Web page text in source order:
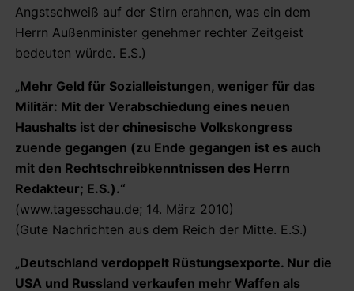
Angstschweiß auf der Stirn erahnen, was ein dem
Herrn Außenminister genehmer rechter Zeitgeist
bedeuten würde. E.S.)
„Mehr Geld für Sozialleistungen, weniger für das
Militär: Mit der Verabschiedung eines neuen
Haushalts ist der chinesische Volkskongress
zuende gegangen (zu Ende gegangen ist es auch
mit den Rechtschreibkenntnissen des Herrn
Redakteur; E.S.).“
(www.tagesschau.de; 14. März 2010)
(Gute Nachrichten aus dem Reich der Mitte. E.S.)
„Deutschland verdoppelt Rüstungsexporte. Nur die
USA und Russland verkaufen mehr Waffen als